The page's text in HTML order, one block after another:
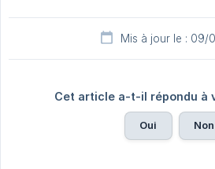
Mis à jour le : 09/
Cet article a-t-il répondu à
Oui Non